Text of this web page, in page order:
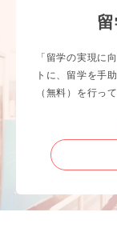
「留学の実現に
トに、留学を手
（無料）を行っ